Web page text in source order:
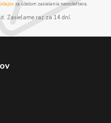
za účelom zasielania newslettera.
Zasielame raz za 14 dní.